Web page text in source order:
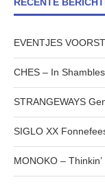
RECENTE
EVENTJES
CHES – In Shambles
STRANGEWAYS
SIGLO XX
MONOKO –